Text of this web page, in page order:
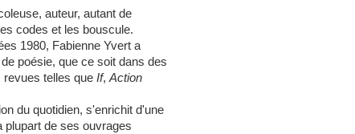
auteur, autant de
codes et les bouscule.
1980, Fabienne Yvert a
poésie, que ce soit dans des
revues telles que If, Action
du quotidien, s'enrichit d'une
plupart de ses ouvrages